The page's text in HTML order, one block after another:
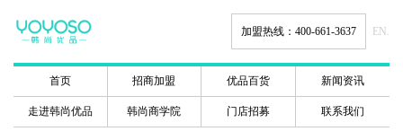
加盟热线：400-661-3637 EN.
首页 招商加盟 优品百货 新闻资讯
走进韩尚优品 韩尚商学院 门店招募 联系我们